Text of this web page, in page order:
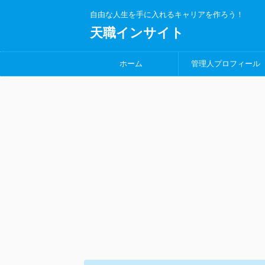
自由な人生を手に入れるキャリアを作ろう！
天職インサイト
ホーム 管理人プロフィール